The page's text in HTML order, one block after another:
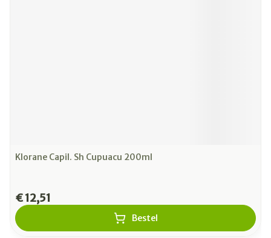
Klorane Capil. Sh Cupuacu 200ml
€ 12,51
Bestel